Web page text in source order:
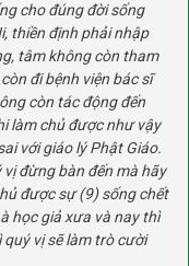
cho đúng đời sống
thiền định phải nhập
tâm không còn tham
đi bệnh viện bác sĩ
còn tác động đến
làm chủ được như vậy
với giáo lý Phật Giáo.
đừng bàn đến mà hãy
được sự(9)sống chết
học giả xưa và nay thì
vị sẽ làm trò cười